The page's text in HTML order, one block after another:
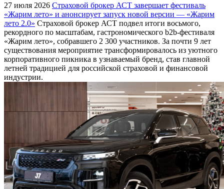
27 июля 2026 Страховой брокер АСТ завершает фестиваль
«Жарим лето» и анонсирует запуск новой версии — «Жарим
лето 2.0» Страховой брокер АСТ подвел итоги восьмого,
рекордного по масштабам, гастрономического b2b-фестиваля
«Жарим лето», собравшего 2 300 участников. За почти 9 лет
существования мероприятие трансформировалось из уютного
корпоративного пикника в узнаваемый бренд, став главной
летней традицией для российской страховой и финансовой
индустрии.